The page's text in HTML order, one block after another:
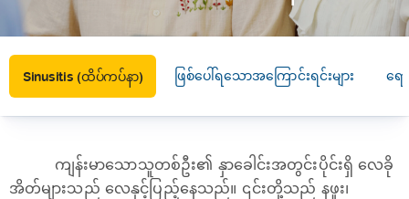
Sinusitis (ထိပ်ကပ်နာ) ဖြစ်ပေါ်ရသောအကြောင်းရင်းများ ရေ
ကျန်းမာသောသူတစ်ဦး၏ နှာခေါင်းအတွင်းပိုင်းရှိ လေခို
အိတ်များသည် လေနှင့်ပြည့်နေသည်။ ၎င်းတို့သည် နဖူး၊